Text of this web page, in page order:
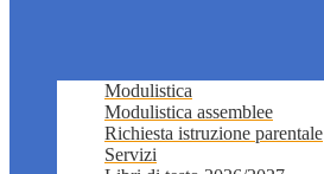
Modulistica
Modulistica assemblee
Richiesta istruzione parentale
Servizi